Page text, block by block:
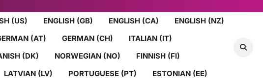
(US) ENGLISH (GB) ENGLISH (CA)
ENGLISH (NZ)
(AT) GERMAN (CH)
ITALIAN (IT)
(DK) NORWEGIAN (NO)
FINNISH (FI)
LATVIAN (LV) PORTUGUESE (PT) ESTONIAN (EE)